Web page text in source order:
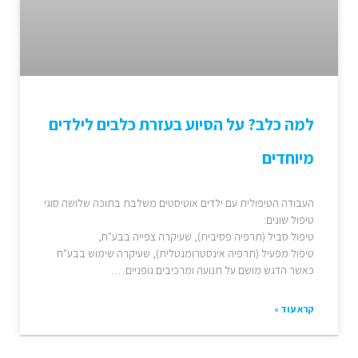
למה כלב? על הסיוע בעזרת כלבים לילדים
מיוחדים
העבודה הטיפולית עם ילדים אוטיסטים משלבת בתוכה שלושה סוגי
טיפול שונים:
טיפול סביל (תרפיה פסיבית), שעיקרה צפייה בבע"ח,
טיפול מפעיל (תרפיה אינסטרומנטלית), שעיקרה שימוש בבע"ח
כאשר הדגש מושם על תנועה ומרכיבים גופניים….
קרא עוד »